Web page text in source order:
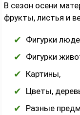
В сезон осени
фрукты, листья и
Фигурки
Фигурки
Картины,
Цветы,
Разные